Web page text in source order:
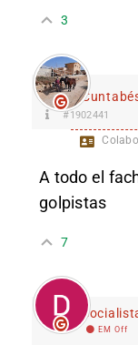
3
#1902441
A todo el
golpistas
7
EM Off